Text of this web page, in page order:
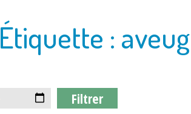
Étiquette :